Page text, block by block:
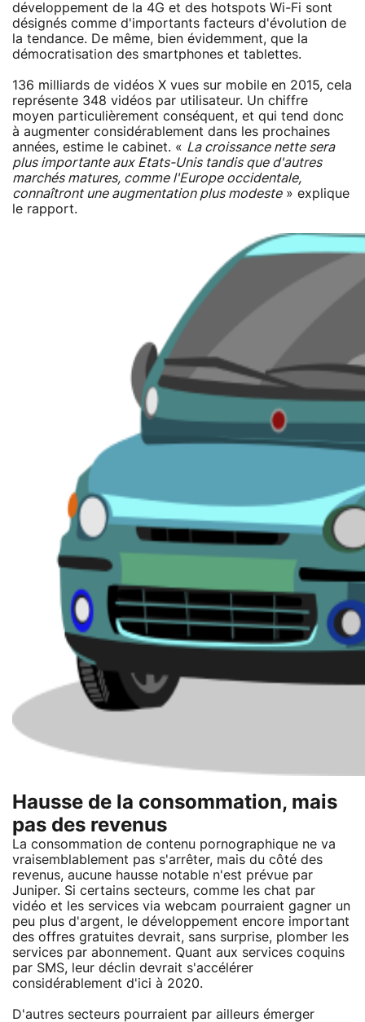
développement de la 4G et des hotspots Wi-Fi sont
désignés comme d'importants facteurs d'évolution de
la tendance. De même, bien évidemment, que la
démocratisation des smartphones et tablettes.
136 milliards de vidéos X vues sur mobile en 2015, cela
représente 348 vidéos par utilisateur. Un chiffre
moyen particulièrement conséquent, et qui tend donc
à augmenter considérablement dans les prochaines
années, estime le cabinet. « La croissance nette sera
plus importante aux Etats-Unis tandis que d'autres
marchés matures, comme l'Europe occidentale,
connaîtront une augmentation plus modeste» explique
le rapport.
Hausse de la consommation, mais
pas des revenus
La consommation de contenu pornographique ne va
vraisemblablement pas s'arrêter, mais du côté des
revenus, aucune hausse notable n'est prévue par
Juniper. Si certains secteurs, comme les chat par
vidéo et les services via webcam pourraient gagner un
peu plus d'argent, le développement encore important
des offres gratuites devrait, sans surprise, plomber les
services par abonnement. Quant aux services coquins
par SMS, leur déclin devrait s'accélérer
considérablement d'ici à 2020.
D'autres secteurs pourraient par ailleurs émerger